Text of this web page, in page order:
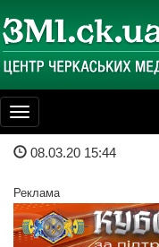
Toggle
navigation
08.03.20 15:44
Реклама